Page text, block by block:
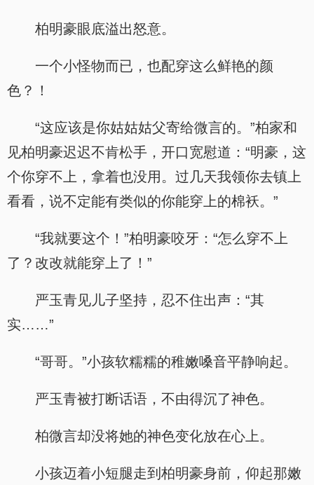
柏明豪眼底溢出怒意。
一个小怪物而已，也配穿这么鲜艳的颜
色？！
“这应该是你姑姑姑父寄给微言的。”柏家和
见柏明豪迟迟不肯松手，开口宽慰道：“明豪，这
个你穿不上，拿着也没用。过几天我领你去镇上
看看，说不定能有类似的你能穿上的棉袄。”
“我就要这个！”柏明豪咬牙：“怎么穿不上
了？改改就能穿上了！”
严玉青见儿子坚持，忍不住出声：“其
实……”
“哥哥。”小孩软糯糯的稚嫩嗓音平静响起。
严玉青被打断话语，不由得沉了神色。
柏微言却没将她的神色变化放在心上。
小孩迈着小短腿走到柏明豪身前，仰起那嫩